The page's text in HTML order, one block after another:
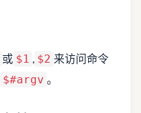
或 $1 , $2 来访问命令
$#argv 。